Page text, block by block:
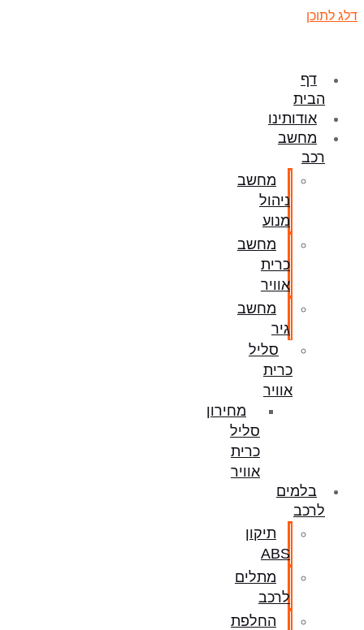
דלג לתוכן
דף
הבית
אודותינו
מחשב
רכב
מחשב
ניהול
מנוע
מחשב
כרית
אוויר
מחשב
גיר
סליל
כרית
אוויר
מחירון
סליל
כרית
אוויר
בלמים
לרכב
תיקון
ABS
מתלים
לרכב
החלפת